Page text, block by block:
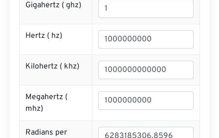
Gigahertz ( ghz)
Hertz ( hz)
Kilohertz ( khz)
Megahertz (
mhz)
Radians per